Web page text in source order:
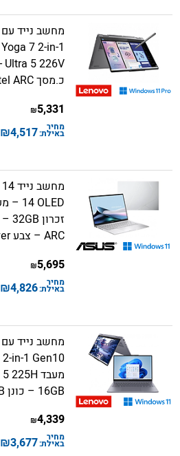
כ.מסך Intel ARC - אפור
5,331
₪
מחיר
באילת:4,517
₪
ARC – צבע Foggy Silver
5,695
₪
מחיר
באילת:4,826
₪
16GB – כונן 1TB – צבע Luna Grey
4,339
₪
מחיר
באילת:3,677
₪